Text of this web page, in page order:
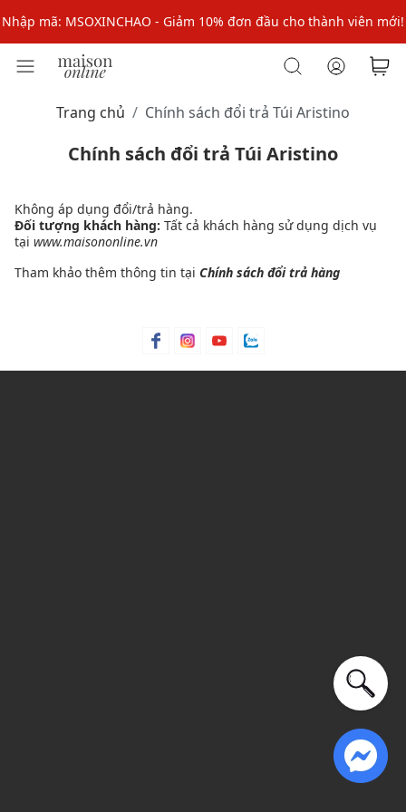
Nhập mã: MSOXINCHAO - Giảm 10% đơn đầu cho thành viên mới!
Nhập mã MSOPAY100: giảm ngay 10% khi thanh toán trực tuyến
Trang chủ Chính sách đổi trả Túi Aristino
Chính sách đổi trả Túi Aristino
Không áp dụng đổi/trả hàng.
Đối tượng khách hàng: Tất cả khách hàng sử dụng dịch vụ
tại www.maisononline.vn
Tham khảo thêm thông tin tại Chính sách đổi trả hàng